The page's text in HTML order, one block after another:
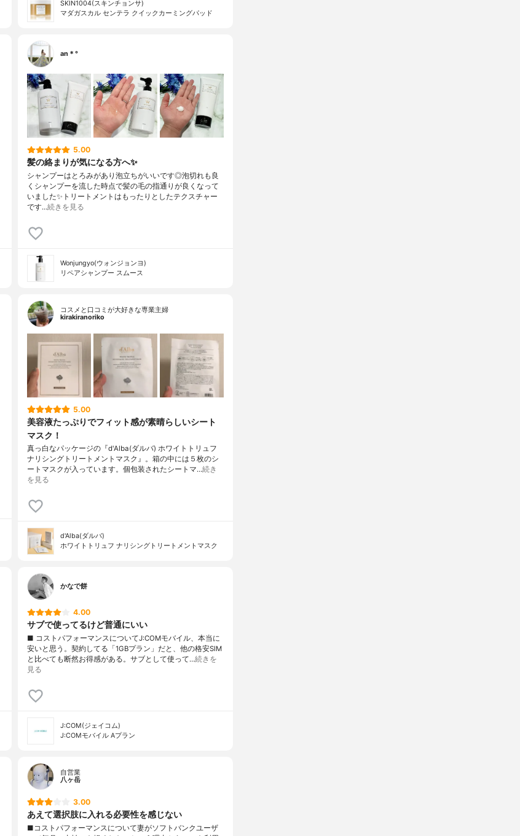
SKIN1004(スキンチョンサ)
マダガスカル センテラ クイックカーミングパッド
an＊°
5.00
髪の絡まりが気になる方へ✨
シャンプーはとろみがあり泡立ちがいいです◎泡切れも良
くシャンプーを流した時点で髪の毛の指通りが良くなって
いました✨トリートメントはもったりとしたテクスチャー
です…続きを見る
Wonjungyo(ウォンジョンヨ)
リペアシャンプー スムース
コスメと口コミが大好きな専業主婦
kirakiranoriko
5.00
美容液たっぷりでフィット感が素晴らしいシート
マスク！
真っ白なパッケージの『d'Alba(ダルバ) ホワイトトリュフ
ナリシングトリートメントマスク』。箱の中には５枚のシ
ートマスクが入っています。個包装されたシートマ…続き
を見る
d'Alba(ダルバ)
ホワイトトリュフ ナリシングトリートメントマスク
かなで餅
4.00
サブで使ってるけど普通にいい
■ コストパフォーマンスについてJ:COMモバイル、本当に
安いと思う。契約してる「1GBプラン」だと、他の格安SIM
と比べても断然お得感がある。サブとして使って…続きを
見る
J:COM(ジェイコム)
J:COMモバイル Aプラン
自営業
八ヶ岳
3.00
あえて選択肢に入れる必要性を感じない
■コストパフォーマンスについて妻がソフトバンクユーザ